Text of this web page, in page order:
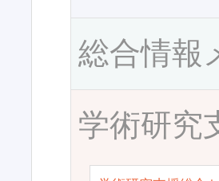
総合情報
学術研究